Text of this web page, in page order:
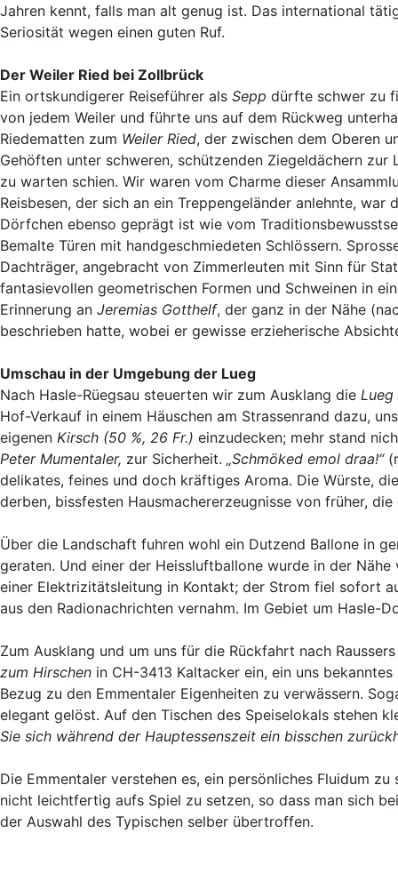
Jahren kennt, falls man alt genug ist. Das international
Seriosität wegen einen guten Ruf.
Der Weiler Ried bei Zollbrück
Ein ortskundigerer Reiseführer als Sepp dürfte schwer zu
von jedem Weiler und führte uns auf dem Rückweg
Riedematten zum Weiler Ried, der zwischen dem Oberen
Gehöften unter schweren, schützenden Ziegeldächern
zu warten schien. Wir waren vom Charme dieser
Reisbesen, der sich an ein Treppengeländer anlehnte,
Dörfchen ebenso geprägt ist wie vom
Bemalte Türen mit handgeschmiedeten Schlössern.
Dachträger, angebracht von Zimmerleuten mit Sinn für
fantasievollen geometrischen Formen und Schweinen in
Erinnerung an Jeremias Gotthelf, der ganz in der Nähe
beschrieben hatte, wobei er gewisse erzieherische
Umschau in der Umgebung der Lueg
Nach Hasle-Rüegsau steuerten wir zum Ausklang die Lueg
Hof-Verkauf in einem Häuschen am Strassenrand dazu,
eigenen Kirsch (50 %, 26 Fr.) einzudecken; mehr stand
Peter Mumentaler, zur Sicherheit. „Schmöked emol draa!“
delikates, feines und doch kräftiges Aroma. Die Würste,
derben, bissfesten Hausmachererzeugnisse von früher,
Über die Landschaft fuhren wohl ein Dutzend Ballone in
geraten. Und einer der Heissluftballone wurde in der
einer Elektrizitätsleitung in Kontakt; der Strom fiel sofort
aus den Radionachrichten vernahm. Im Gebiet um Hasle-
Zum Ausklang und um uns für die Rückfahrt nach
zum Hirschen in CH-3413 Kaltacker ein, ein uns
Bezug zu den Emmentaler Eigenheiten zu verwässern.
elegant gelöst. Auf den Tischen des Speiselokals stehen
Sie sich während der Hauptessenszeit ein bisschen
Die Emmentaler verstehen es, ein persönliches Fluidum
nicht leichtfertig aufs Spiel zu setzen, so dass man sich
der Auswahl des Typischen selber übertroffen.